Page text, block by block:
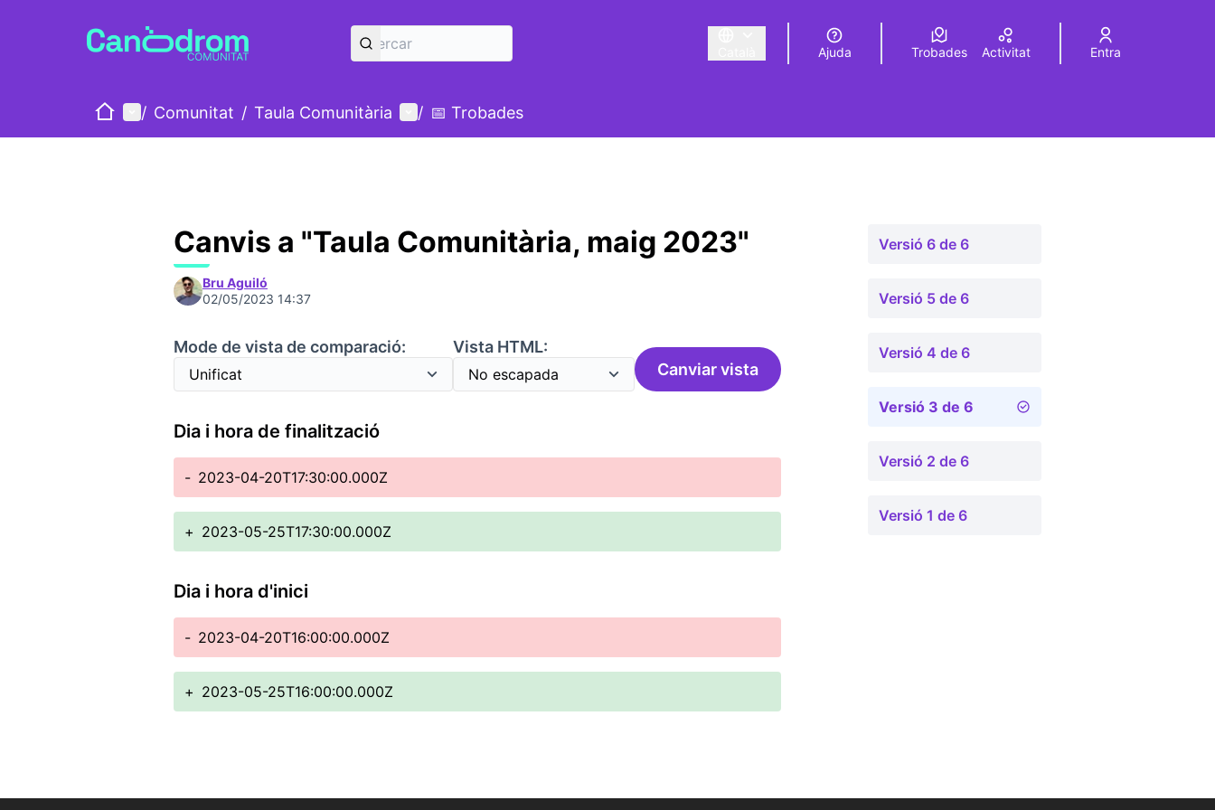
Triar la llengua Elegir el idioma Choose language
Ajuda Trobades Activitat Entra
IniciMenú principal
/ Comunitat / Taula Comunitària Menú d'usuari
/ 📅 Trobades
Canvis a "Taula Comunitària, maig 2023"
Bru Aguiló
02/05/2023 14:37
Mode de vista de comparació:
Vista HTML:
Canviar vista
Dia i hora de finalització
- 2023-04-20T17:30:00.000Z
+ 2023-05-25T17:30:00.000Z
Dia i hora d'inici
- 2023-04-20T16:00:00.000Z
+ 2023-05-25T16:00:00.000Z
Versió 6 de 6
Versió 5 de 6
Versió 4 de 6
Versió 3 de 6
Versió 2 de 6
Versió 1 de 6